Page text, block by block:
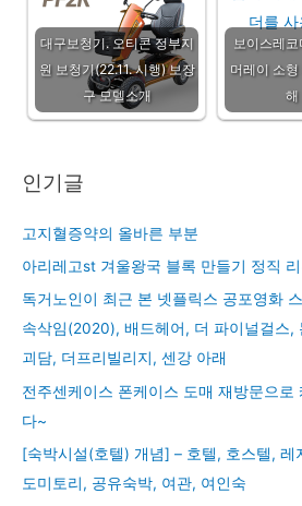
대구보청기. 오티콘 정부지
원 보청기(22.11. 시행) 보장
구 모델소개
보이스레
머레이 소
해
인기글
고지혈증약의 올바른 부분
아리레고st 겨울왕국 블록 만들기 정직
독거노인이 최근 본 넷플릭스 공포영화
속삭임(2020), 배드헤어, 더 파이널걸스,
괴담, 더프리빌리지, 센강 아래
전주센케이스 폰케이스 도매 재방문으로
다~
[숙박시설(호텔) 개념] – 호텔, 호스텔, 레
도미토리, 공유숙박, 여관, 여인숙